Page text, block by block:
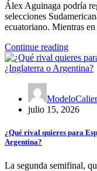
Álex Aguinaga podría
selecciones
ecuatoriano. Mientras
Continue reading
julio 15, 2026
¿Qué rival quieres para
Argentina?
La segunda semifinal,